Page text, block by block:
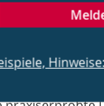
erfordert eine